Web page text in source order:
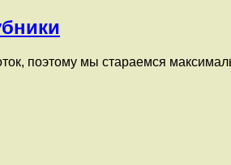
поэтому мы стараемся